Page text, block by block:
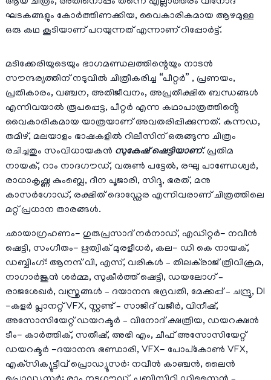
ഘടകങ്ങളും കോർത്തിണക്കിയ, വൈകാരികമായ ആഴമുള്ള
ഒരു കഥ കൂടിയാണ് പറയുന്നത് എന്നാണ് റിപ്പോർട്ട്.
മടിക്കേരിയുടെയും ഭാഗമണ്ഡലത്തിന്റെയും നാടൻ
സൗന്ദര്യത്തിന് നടുവിൽ ചിത്രീകരിച്ച “പീറ്റർ” , പ്രണയം,
പ്രതികാരം, വഞ്ചന, അതിജീവനം, അപ്രതീക്ഷിത ബന്ധങ്ങൾ
എന്നിവയാൽ രൂപപ്പെട്ട, പീറ്റർ എന്ന കഥാപാത്രത്തിൻ്റെ
വൈകാരികമായ യാത്രയാണ് അവതരിപ്പിക്കുന്നത്. കന്നഡ,
തമിഴ്, മലയാളം ഭാഷകളിൽ റിലീസിന് ഒരുങ്ങുന്ന ചിത്രം
രചിച്ചതും സംവിധായകൻ സുകേഷ് ഷെട്ടിയാണ്. പ്രതിമ
നായക്, റാം നാദഗൗഡ്, വരുൺ പട്ടേൽ, രഘു പാണ്ഡേശ്വർ,
രാധാകൃഷ്ണ കുംബ്ലെ, ദീന പൂജാരി, സിദ്ദു, ഭരത്, മനു
കാസർഗോഡ്, രക്ഷിത് ദൊഡ്ഡേര എന്നിവരാണ് ചിത്രത്തിലെ
മറ്റ് പ്രധാന താരങ്ങൾ.
ഛായാഗ്രഹണം- ഗുരുപ്രസാദ് നർനാഡ്, എഡിറ്റർ- നവീൻ
ഷെട്ടി, സംഗീതം- ഋത്വിക് മുരളീധർ, കല- ഡി കെ നായക്,
ഡബ്ബിംഗ്: ആനന്ദ് വി, എസ്, വരികൾ – തിലക്‌രാജ് ത്രിവിക്രമ,
നാഗാർജുൻ ശർമ്മ, സുകീർത്ത് ഷെട്ടി, ഡയലോഗ് –
രാജശേഖർ, വസ്ത്രങ്ങൾ – ദയാനന്ദ ഭദ്രവതി, മേക്കപ്പ് – ചന്ദ്രു, DI
-കളർ പ്ലാനറ്റ് VFX, സ്റ്റണ്ട് – സാജിദ് വജീർ, വിനീഷ്,
അസോസിയേറ്റ് ഡയറക്ടർ – വിനോദ് ക്ഷത്രിയ, ഡയറക്ഷൻ
ടീം- കാർത്തിക്, സതീഷ്, അഭി എം, ചീഫ് അസോസിയേറ്റ്
ഡയറക്ടർ -ദയാനന്ദ ഭണ്ഡാരി, VFX- പോപ്‌കോൺ VFX,
എക്‌സിക്യൂട്ടീവ് പ്രൊഡ്യൂസർ: നവീൻ കാഞ്ചൻ, ലൈൻ